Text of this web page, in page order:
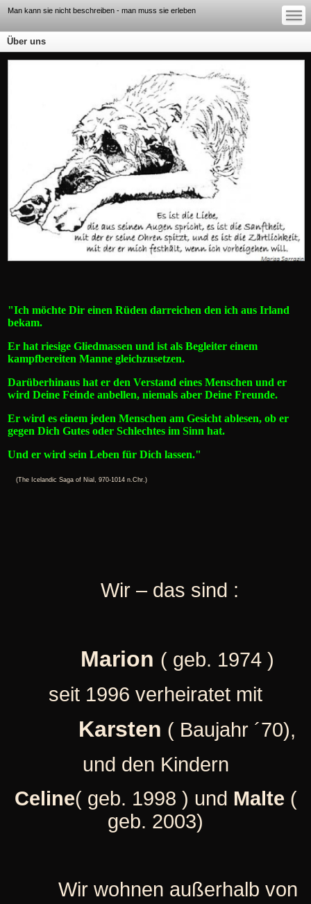
Man kann sie nicht beschreiben - man muss sie erleben —
—
—
Über uns
"Ich möchte Dir einen Rüden darreichen den ich aus Irland
bekam.
Er hat riesige Gliedmassen und ist als Begleiter einem
kampfbereiten Manne gleichzusetzen.
Darüberhinaus hat er den Verstand eines Menschen und er
wird Deine Feinde anbellen, niemals aber Deine Freunde.
Er wird es einem jeden Menschen am Gesicht ablesen, ob er
gegen Dich Gutes oder Schlechtes im Sinn hat.
Und er wird sein Leben für Dich lassen."
(The Icelandic Saga of Nial, 970-1014 n.Chr.)
Wir – das sind :
Marion ( geb. 1974 )
seit 1996 verheiratet mit
Karsten ( Baujahr ´70),
und den Kindern
Celine( geb. 1998 ) und Malte (
geb. 2003)
Wir wohnen außerhalb von